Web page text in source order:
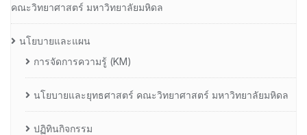
คณะวิทยาศาสตร์ มหาวิทยาลัยมหิดล
นโยบายและแผน
การจัดการความรู้ (KM)
นโยบายและยุทธศาสตร์ คณะวิทยาศาสตร์ มหาวิทยาลัยมหิดล
ปฏิทินกิจกรรม